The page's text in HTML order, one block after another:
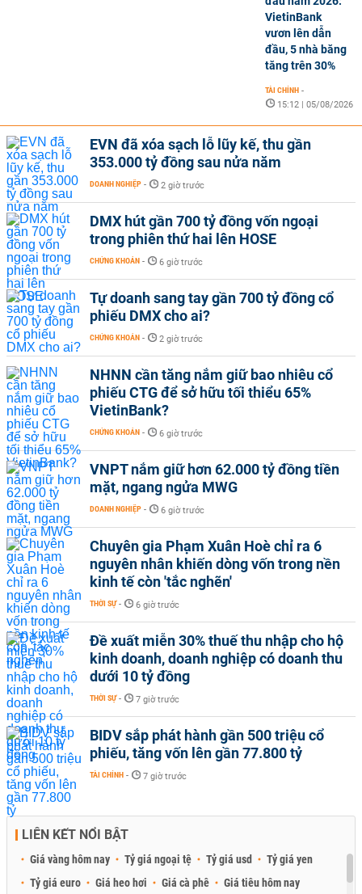
VietinBank
vươn lên dẫn
đầu, 5 nhà băng
tăng trên 30%
TÀI CHÍNH -
15:12 | 05/08/2026
EVN đã xóa sạch lỗ lũy kế, thu gần
353.000 tỷ đồng sau nửa năm
DOANH NGHIỆP - 2 giờ trước
DMX hút gần 700 tỷ đồng vốn ngoại
trong phiên thứ hai lên HOSE
CHỨNG KHOÁN - 6 giờ trước
Tự doanh sang tay gần 700 tỷ đồng cổ
phiếu DMX cho ai?
CHỨNG KHOÁN - 2 giờ trước
NHNN cần tăng nắm giữ bao nhiêu cổ
phiếu CTG để sở hữu tối thiểu 65%
VietinBank?
CHỨNG KHOÁN - 6 giờ trước
VNPT nắm giữ hơn 62.000 tỷ đồng tiền
mặt, ngang ngửa MWG
DOANH NGHIỆP - 6 giờ trước
Chuyên gia Phạm Xuân Hoè chỉ ra 6
nguyên nhân khiến dòng vốn trong nền
kinh tế còn 'tắc nghẽn'
THỜI SỰ - 6 giờ trước
Đề xuất miễn 30% thuế thu nhập cho hộ
kinh doanh, doanh nghiệp có doanh thu
dưới 10 tỷ đồng
THỜI SỰ - 7 giờ trước
BIDV sắp phát hành gần 500 triệu cổ
phiếu, tăng vốn lên gần 77.800 tỷ
TÀI CHÍNH - 7 giờ trước
LIÊN KẾT NỔI BẬT
Giá vàng hôm nay Tỷ giá ngoại tệ Tỷ giá usd
Tỷ giá yen
Tỷ giá euro
Giá heo hơi Giá cà phê Giá tiêu hôm nay